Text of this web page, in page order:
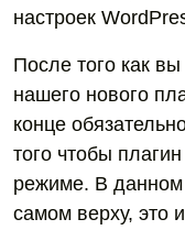
настроек
После того как вы
нашего нового
конце
того чтобы
режиме. В данном
самом верху, это